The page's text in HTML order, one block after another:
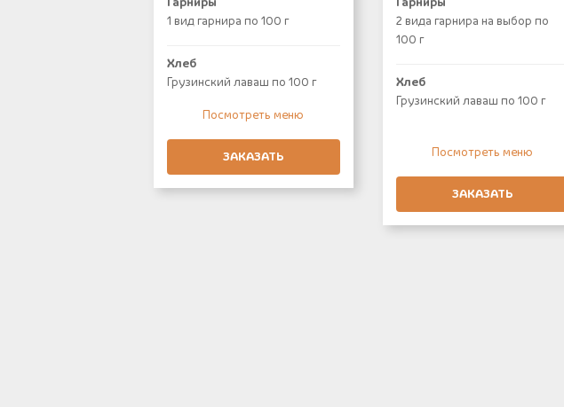
1 вид гарнира по 100 г
Хлеб
Грузинский лаваш по 100 г
Посмотреть меню
ЗАКАЗАТЬ
2 вида гарнира на выбор по
100 г
Хлеб
Грузинский лаваш по 100 г
Посмотреть меню
ЗАКАЗАТЬ